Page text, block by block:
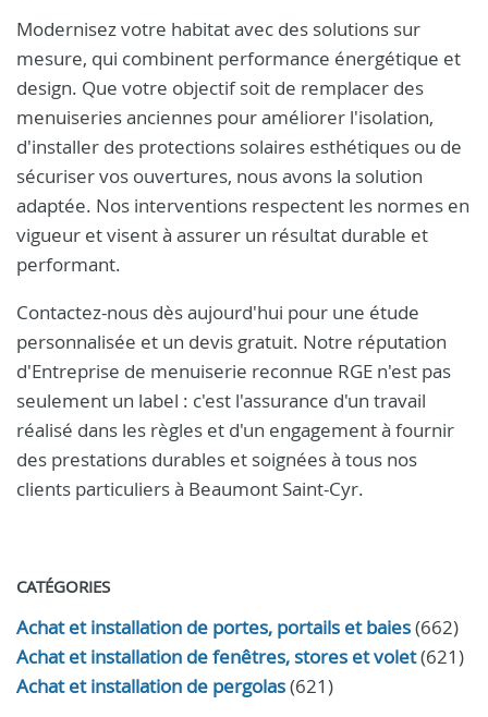
Modernisez votre habitat avec des solutions sur
mesure, qui combinent performance énergétique et
design. Que votre objectif soit de remplacer des
menuiseries anciennes pour améliorer l'isolation,
d'installer des protections solaires esthétiques ou de
sécuriser vos ouvertures, nous avons la solution
adaptée. Nos interventions respectent les normes en
vigueur et visent à assurer un résultat durable et
performant.
Contactez-nous dès aujourd'hui pour une étude
personnalisée et un devis gratuit. Notre réputation
d'Entreprise de menuiserie reconnue RGE n'est pas
seulement un label : c'est l'assurance d'un travail
réalisé dans les règles et d'un engagement à fournir
des prestations durables et soignées à tous nos
clients particuliers à Beaumont Saint-Cyr.
CATÉGORIES
Achat et installation de portes, portails et baies(662)
Achat et installation de fenêtres, stores et volet(621)
Achat et installation de pergolas(621)